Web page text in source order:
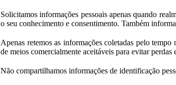
Solicitamos informações pessoais apenas quando
o seu conhecimento e consentimento. Também
Apenas retemos as informações coletadas pelo
de meios comercialmente aceitáveis ​​para evitar
Não compartilhamos informações de identificação